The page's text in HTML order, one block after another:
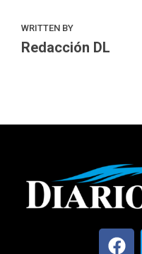
WRITTEN BY
Redacción DL